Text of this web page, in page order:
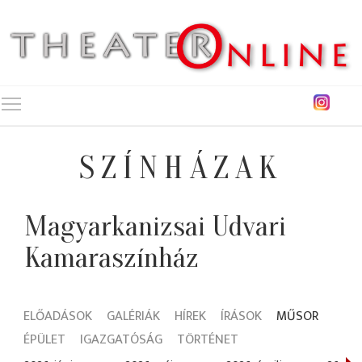
SZÍNHÁZAK
Magyarkanizsai Udvari
Kamaraszínház
ELŐADÁSOK GALÉRIÁK HÍREK ÍRÁSOK
MŰSOR
ÉPÜLET
IGAZGATÓSÁG TÖRTÉNET